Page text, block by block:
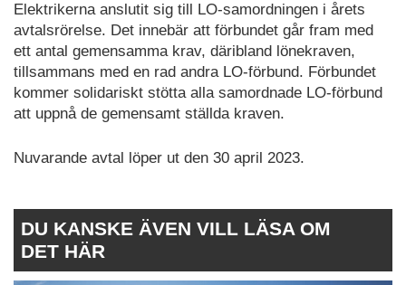
Elektrikerna anslutit sig till LO-samordningen i årets
avtalsrörelse. Det innebär att förbundet går fram med
ett antal gemensamma krav, däribland lönekraven,
tillsammans med en rad andra LO-förbund. Förbundet
kommer solidariskt stötta alla samordnade LO-förbund
att uppnå de gemensamt ställda kraven.
Nuvarande avtal löper ut den 30 april 2023.
DU KANSKE ÄVEN VILL LÄSA OM
DET HÄR